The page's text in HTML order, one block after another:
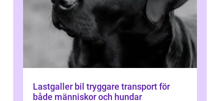
Lastgaller bil tryggare transport för
både människor och hundar